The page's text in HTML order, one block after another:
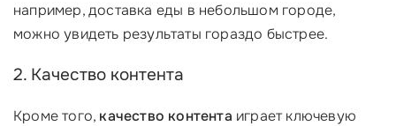
например, доставка еды в небольшом городе,
можно увидеть результаты гораздо быстрее.
2. Качество контента
Кроме того, качество контента играет ключевую